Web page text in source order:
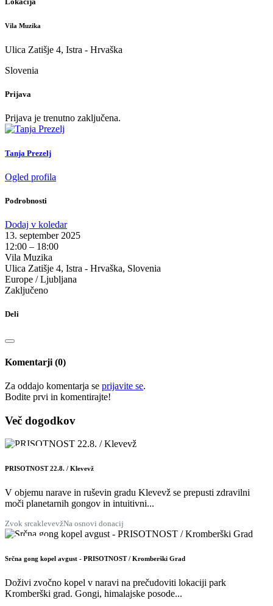
Vila Muzika
Ulica Zatišje 4, Istra - Hrvaška
Slovenia
Prijava
Prijava je trenutno zaključena.
Tanja Prezelj
Ogled profila
Podrobnosti
Dodaj v koledar
13. september 2025
12:00 – 18:00
Vila Muzika
Ulica Zatišje 4, Istra - Hrvaška, Slovenia
Europe / Ljubljana
Zaključeno
Deli
Komentarji (0)
Za oddajo komentarja se prijavite se.
Bodite prvi in ​​komentirajte!
Več dogodkov
AVG.
PRISOTNOST 22.8. / Klevevž
V objemu narave in ruševin gradu Klevevž se prepusti zdravilni
moči planetarnih gongov in intuitivni...
Zvok srcaklevevžNa osnovi donacij
Srčna gong kopel avgust - PRISOTNOST / Kromberški Grad
Doživi zvočno kopel v naravi na prečudoviti lokaciji park
Kromberški grad. Gongi, himalajske posode...